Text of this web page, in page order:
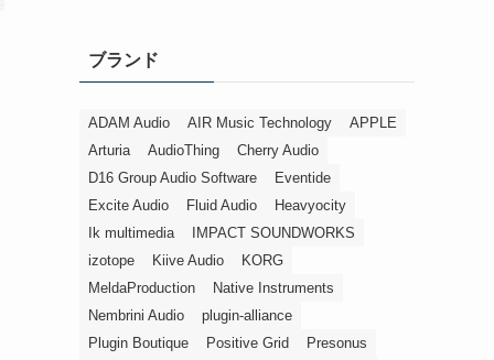
ーブランド
ADAM Audio AIR Music Technology
APPLE
Arturia
AudioThing
Cherry Audio
D16 Group Audio Software
Eventide
Excite Audio
Fluid Audio
Heavyocity
Ik multimedia
IMPACT SOUNDWORKS
izotope
Kiive Audio
KORG
MeldaProduction
Native Instruments
Nembrini Audio
plugin-alliance
Plugin Boutique
Positive Grid
Presonus